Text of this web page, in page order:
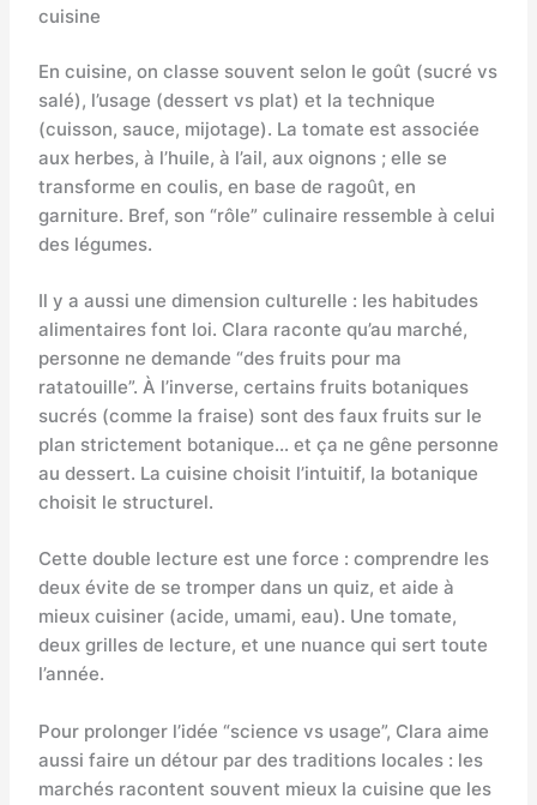
cuisine
En cuisine, on classe souvent selon le goût (sucré vs
salé), l’usage (dessert vs plat) et la technique
(cuisson, sauce, mijotage). La tomate est associée
aux herbes, à l’huile, à l’ail, aux oignons ; elle se
transforme en coulis, en base de ragoût, en
garniture. Bref, son “rôle” culinaire ressemble à celui
des légumes.
Il y a aussi une dimension culturelle : les habitudes
alimentaires font loi. Clara raconte qu’au marché,
personne ne demande “des fruits pour ma
ratatouille”. À l’inverse, certains fruits botaniques
sucrés (comme la fraise) sont des faux fruits sur le
plan strictement botanique… et ça ne gêne personne
au dessert. La cuisine choisit l’intuitif, la botanique
choisit le structurel.
Cette double lecture est une force : comprendre les
deux évite de se tromper dans un quiz, et aide à
mieux cuisiner (acide, umami, eau). Une tomate,
deux grilles de lecture, et une nuance qui sert toute
l’année.
Pour prolonger l’idée “science vs usage”, Clara aime
aussi faire un détour par des traditions locales : les
marchés racontent souvent mieux la cuisine que les